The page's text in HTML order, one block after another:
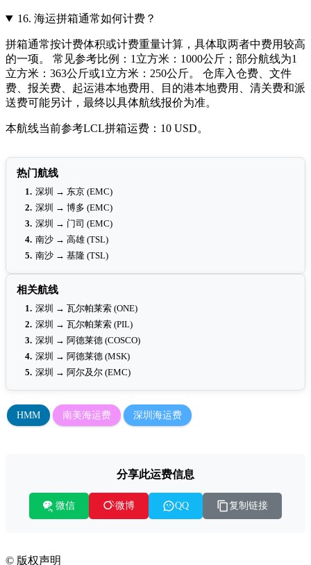
16. 海运拼箱通常如何计费？
拼箱通常按计费体积或计费重量计算，具体取两者中费用较高
的一项。 常见参考比例：1立方米：1000公斤；部分航线为1
立方米：363公斤或1立方米：250公斤。 仓库入仓费、文件
费、报关费、起运港本地费用、目的港本地费用、清关费和派
送费可能另计，最终以具体航线报价为准。
本航线当前参考LCL拼箱运费：10 USD。
热门航线
1. 深圳 → 东京 (EMC)
2. 深圳 → 博多 (EMC)
3. 深圳 → 门司 (EMC)
4. 南沙 → 高雄 (TSL)
5. 南沙 → 基隆 (TSL)
相关航线
1. 深圳 → 瓦尔帕莱索 (ONE)
2. 深圳 → 瓦尔帕莱索 (PIL)
3. 深圳 → 阿德莱德 (COSCO)
4. 深圳 → 阿德莱德 (MSK)
5. 深圳 → 阿尔及尔 (EMC)
HMM 南美海运费 深圳海运费
分享此运费信息
微信 微博 QQ 复制链接
© 版权声明